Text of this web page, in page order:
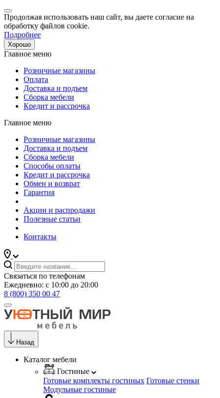
Продолжая использовать наш сайт, вы даете согласие на
обработку файлов cookie.
Подробнее
Хорошо
Главное меню
Розничные магазины
Оплата
Доставка и подъем
Сборка мебели
Кредит и рассрочка
Главное меню
Розничные магазины
Доставка и подъем
Сборка мебели
Способы оплаты
Кредит и рассрочка
Обмен и возврат
Гарантия
Акции и распродажи
Полезные статьи
Контакты
Связаться по телефонам
Ежедневно: с 10:00 до 20:00
8 (800) 350 00 47
Назад
Каталог мебели
Гостиные
Готовые комплекты гостиных Готовые стенки
Модульные гостиные